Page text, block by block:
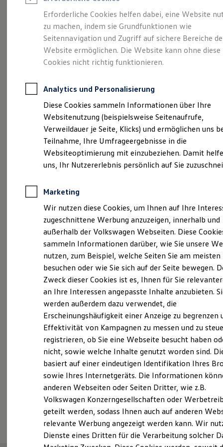
Leasing
Leasing-Angebote
Gebrauchtwagen Leasing
Junge Gebrauchtwagen-Leasing
Elektroauto Leasing
Kleinwagen-Leasing
Leasing ohne Anzahlung
Autokredit mit Schlussrate
Versicherungen und Garantien
Kfz-Versicherung
Restschuldversicherungen
Garantien
Wartungsverträge
Geschäftskunden
Professional Class bei Volkswagen
Großkunden
Behörden
Anpfiff zum Gewinn
Elektroautos
ID. Tutorials
Elektrofahrzeugkonzepte
Reichweite
Reichweite der ID. Modelle
Reichweite im Winter
Laden
Laden unterwegs
Laden Zuhause
Ladezeitensimulator
Batterie
Sicherheit
Garantie und Lebensdauer
Nachhaltigkeit
Technologie
Kosten und Kauf
Verbrauchskosten
Kaufoptionen
E-Auto-Förderung
Software und Konnektivität
Die ID. Software 6
ID. Software Versionen und Updates
Digitale Extras
Schnittstellen zu Ihrem ID.
Eleganzschön
großartig. Der Passat.
Probefahrt vereinbaren
Fahrzeugangebot anfordern
Servicetermin buchen
Serviceanfrage stellen
Erforderliche Cookies helfen dabei, eine Website
zu machen, indem sie Grundfunktionen wie
Seitennavigation und Zugriff auf sichere Bereiche
Website ermöglichen. Die Website kann ohne diese
Cookies nicht richtig funktionieren.
Analytics und Personalisierung
Diese Cookies sammeln Informationen über Ihre
Websitenutzung (beispielsweise Seitenaufrufe,
Verweildauer je Seite, Klicks) und ermöglichen uns
Teilnahme, Ihre Umfrageergebnisse in die
Websiteoptimierung mit einzubeziehen. Damit
uns, Ihr Nutzererlebnis persönlich auf Sie
Marketing
Wir nutzen diese Cookies, um Ihnen auf Ihre
zugeschnittene Werbung anzuzeigen, innerhalb und
außerhalb der Volkswagen Webseiten. Diese
sammeln Informationen darüber, wie Sie unsere
nutzen, zum Beispiel, welche Seiten Sie am meisten
besuchen oder wie Sie sich auf der Seite bewegen.
Zweck dieser Cookies ist es, Ihnen für Sie
an Ihre Interessen angepasste Inhalte anzubieten.
werden außerdem dazu verwendet, die
Erscheinungshäufigkeit einer Anzeige zu begrenzen
Effektivität von Kampagnen zu messen und zu
registrieren, ob Sie eine Webseite besucht haben
nicht, sowie welche Inhalte genutzt worden sind.
basiert auf einer eindeutigen Identifikation Ihres
sowie Ihres Internetgeräts. Die Informationen
anderen Webseiten oder Seiten Dritter, wie z.B.
Volkswagen Konzerngesellschaften oder
geteilt werden, sodass Ihnen auch auf anderen
relevante Werbung angezeigt werden kann. Wir
Dienste eines Dritten für die Verarbeitung solcher